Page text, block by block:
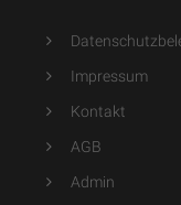
Impressum
Kontakt
AGB
Admin